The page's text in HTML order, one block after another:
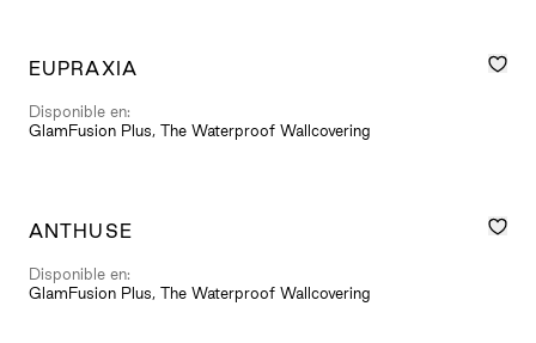
EUPRAXIA
Disponible en:
GlamFusion Plus, The Waterproof Wallcovering
ANTHUSE
Disponible en:
GlamFusion Plus, The Waterproof Wallcovering